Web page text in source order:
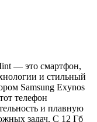
— это смартфон,
и стильный
Samsung Exynos
телефон
и плавную
задач. С 12 Гб